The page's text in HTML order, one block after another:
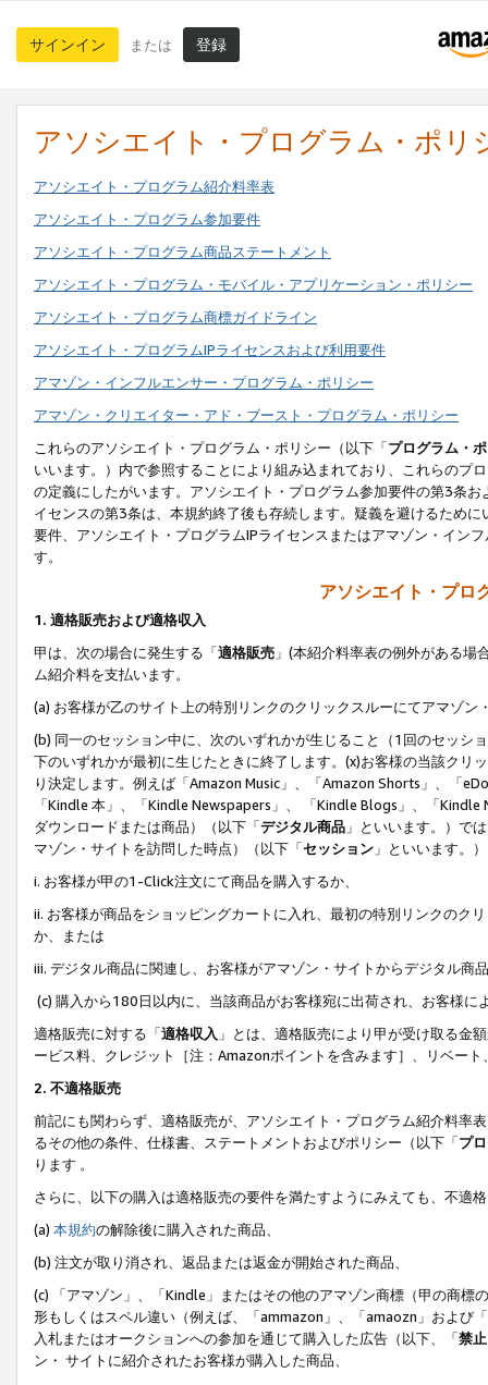
サインイン または 登録
アソシエイト・プログラム・ポリ
アソシエイト・プログラム紹介料率表
アソシエイト・プログラム参加要件
アソシエイト・プログラム商品ステートメント
アソシエイト・プログラム・モバイル・アプリケーション・ポリシー
アソシエイト・プログラム商標ガイドライン
アソシエイト・プログラムIPライセンスおよび利用要件
アマゾン・インフルエンサー・プログラム・ポリシー
アマゾン・クリエイター・アド・ブースト・プログラム・ポリシー
これらのアソシエイト・プログラム・ポリシー（以下「プログラム・
いいます。）内で参照することにより組み込まれており、これらのプ
の定義にしたがいます。アソシエイト・プログラム参加要件の第3条
イセンスの第3条は、本規約終了後も存続します。疑義を避けるため
要件、アソシエイト・プログラムIPライセンスまたはアマゾン・イン
す。
アソシエイト・プロ
1. 適格販売および適格収入
甲は、次の場合に発生する「適格販売 」(本紹介料率表の例外がある
ム紹介料を支払います。
(a) お客様が乙のサイト上の特別リンクのクリックスルーにてアマゾン
(b) 同一のセッション中に、次のいずれかが生じること（1回のセッシ
下のいずれかが最初に生じたときに終了します。(x)お客様の当該ク
り決定します。例えば「Amazon Music」、「Amazon Shorts」、「
「Kindle 本」、「Kindle Newspapers」、 「Kindle Blogs」、「
ダウンロードまたは商品）（以下「デジタル商品 」といいます。）で
マゾン・サイトを訪問した時点）（以下「セッション 」といいます。
i. お客様が甲の1-Click注文にて商品を購入するか、
ii. お客様が商品をショッピングカートに入れ、最初の特別リンクのク
か、または
iii. デジタル商品に関連し、お客様がアマゾン・サイトからデジタル
(c) 購入から180日以内に、当該商品がお客様宛に出荷され、お客様
適格販売に対する「適格収入 」とは、適格販売により甲が受け取る金
ービス料、クレジット［注：Amazonポイントを含みます］、リベー
2. 不適格販売
前記にも関わらず、適格販売が、アソシエイト・プログラム紹介料率
るその他の条件、仕様書、ステートメントおよびポリシー（以下「プ
ります 。
さらに、以下の購入は適格販売の要件を満たすようにみえても、不適
(a) 本規約の解除後に購入された商品、
(b) 注文が取り消され、返品または返金が開始された商品、
(c) 「アマゾン」、「Kindle」またはその他のアマゾン商標（甲の商
形もしくはスペル違い（例えば、「ammazon」、「amaozn」および
入札またはオークションへの参加を通じて購入した広告（以下、「禁
ン・ サイトに紹介されたお客様が購入した商品、